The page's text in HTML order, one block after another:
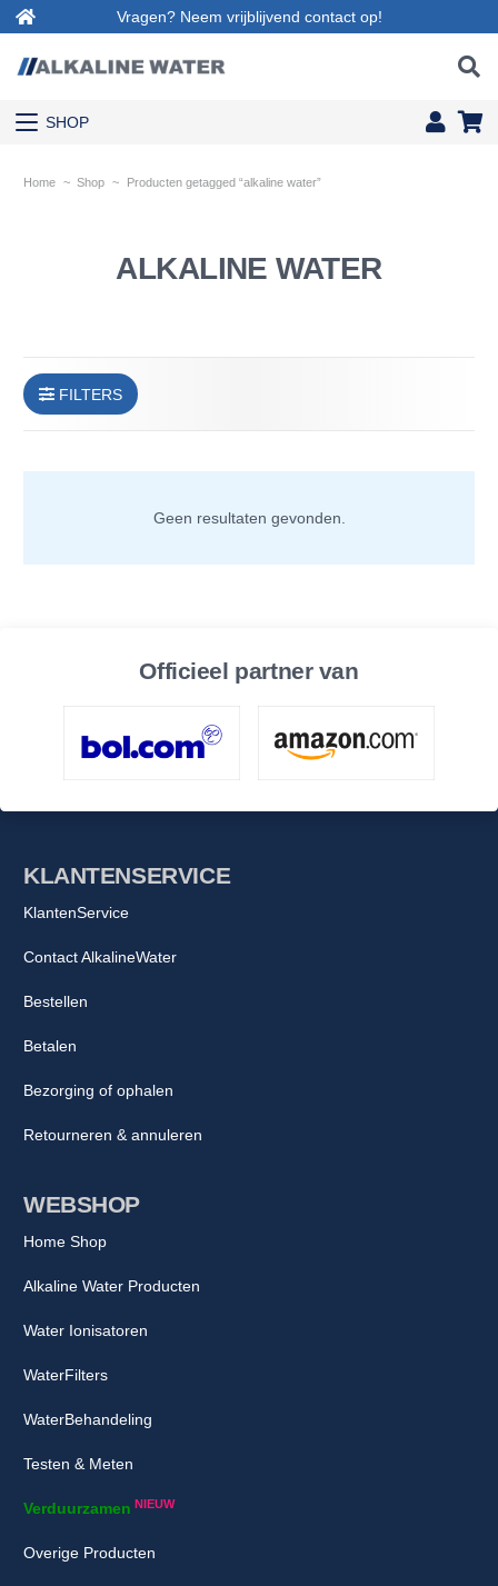
Vragen? Neem vrijblijvend contact op!
SHOP
Home ~ Shop ~ Producten getagged “alkaline water”
ALKALINE WATER
FILTERS
Geen resultaten gevonden.
Officieel partner van
WEBSHOP
Home Shop
Alkaline Water Producten
Water Ionisatoren
WaterFilters
WaterBehandeling
Testen & Meten
Verduurzamen NIEUW
Overige Producten
KLANTENSERVICE
KlantenService
Contact AlkalineWater
Bestellen
Betalen
Bezorging of ophalen
Retourneren & annuleren